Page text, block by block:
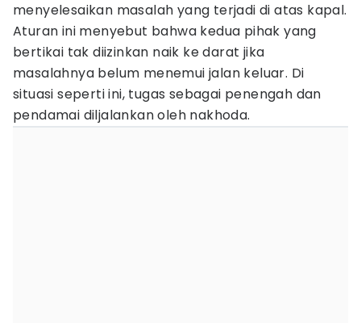
menyelesaikan masalah yang terjadi di atas kapal.
Aturan ini menyebut bahwa kedua pihak yang
bertikai tak diizinkan naik ke darat jika
masalahnya belum menemui jalan keluar. Di
situasi seperti ini, tugas sebagai penengah dan
pendamai diljalankan oleh nakhoda.